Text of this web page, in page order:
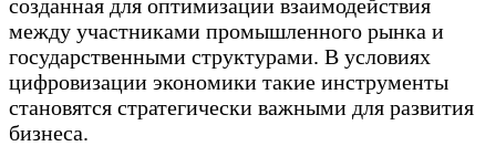
созданная для оптимизации взаимодействия
между участниками промышленного рынка и
государственными структурами. В условиях
цифровизации экономики такие инструменты
становятся стратегически важными для развития
бизнеса.